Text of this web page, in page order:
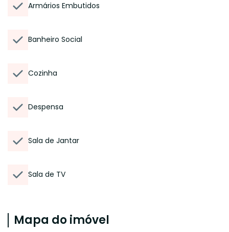
Armários Embutidos
Banheiro Social
Cozinha
Despensa
Sala de Jantar
Sala de TV
Mapa do imóvel